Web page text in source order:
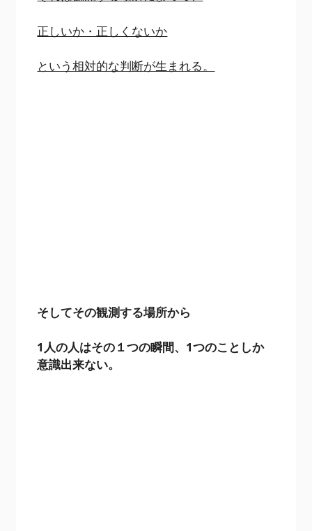
正しいか・正しくないか
という相対的な判断が生まれる。
そしてその観測する場所から
1人の人はその１つの瞬間、1つのことしか
意識出来ない。